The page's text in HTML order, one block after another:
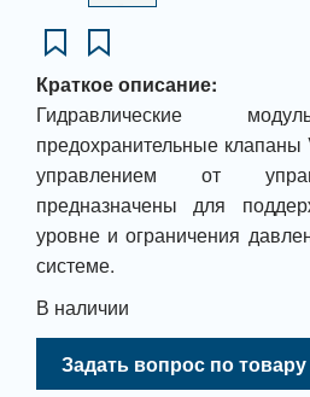
Краткое описание:
Гидравлические
предохранительные клапаны
управлением от
предназначены для
уровне и ограничения
системе.
В наличии
Задать вопрос по товару